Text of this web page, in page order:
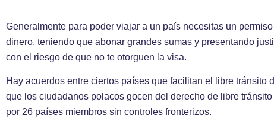
Generalmente para poder viajar a un país necesitas un
dinero, teniendo que abonar grandes sumas y presentando
con el riesgo de que no te otorguen la visa.
Hay acuerdos entre ciertos países que facilitan el libre
que los ciudadanos polacos gocen del derecho de libre
por 26 países miembros sin controles fronterizos.